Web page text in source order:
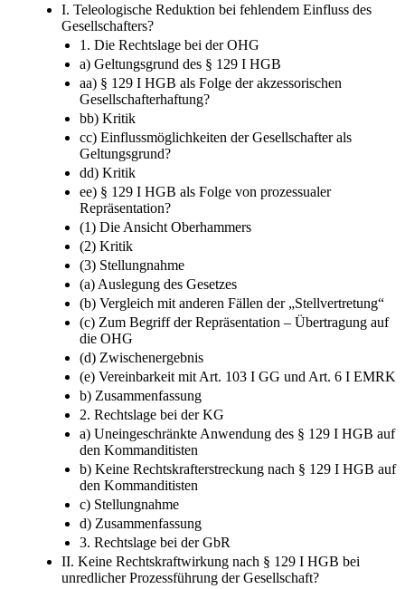
I. Teleologische Reduktion bei fehlendem Einfluss des
Gesellschafters?
1. Die Rechtslage bei der OHG
a) Geltungsgrund des § 129 I HGB
aa) § 129 I HGB als Folge der akzessorischen
Gesellschafterhaftung?
bb) Kritik
cc) Einflussmöglichkeiten der Gesellschafter als
Geltungsgrund?
dd) Kritik
ee) § 129 I HGB als Folge von prozessualer
Repräsentation?
(1) Die Ansicht Oberhammers
(2) Kritik
(3) Stellungnahme
(a) Auslegung des Gesetzes
(b) Vergleich mit anderen Fällen der „Stellvertretung“
(c) Zum Begriff der Repräsentation –​ Übertragung auf
die OHG
(d) Zwischenergebnis
(e) Vereinbarkeit mit Art. 103 I GG und Art. 6 I EMRK
b) Zusammenfassung
2. Rechtslage bei der KG
a) Uneingeschränkte Anwendung des § 129 I HGB auf
den Kommanditisten
b) Keine Rechtskrafterstreckung nach § 129 I HGB auf
den Kommanditisten
c) Stellungnahme
d) Zusammenfassung
3. Rechtslage bei der GbR
II. Keine Rechtskraftwirkung nach § 129 I HGB bei
unredlicher Prozessführung der Gesellschaft?